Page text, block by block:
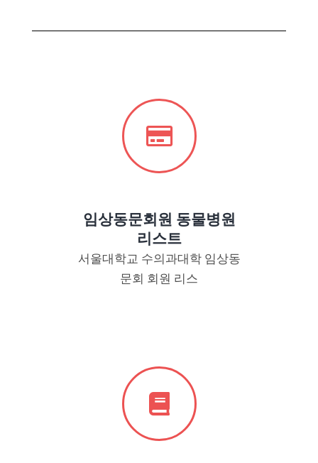
임상동문회원 동물병원
리스트
서울대학교 수의과대학 임상동
문회 회원 리스